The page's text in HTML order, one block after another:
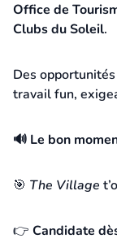
Office de
Clubs du Soleil.
Des
travail fun,
🔊 Le bon
🎯 The Village
👉 Candidate